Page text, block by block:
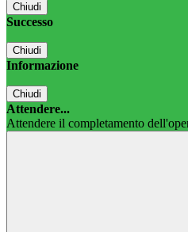
Chiudi
Successo
Chiudi
Informazione
Chiudi
Attendere...
Attendere il completamento